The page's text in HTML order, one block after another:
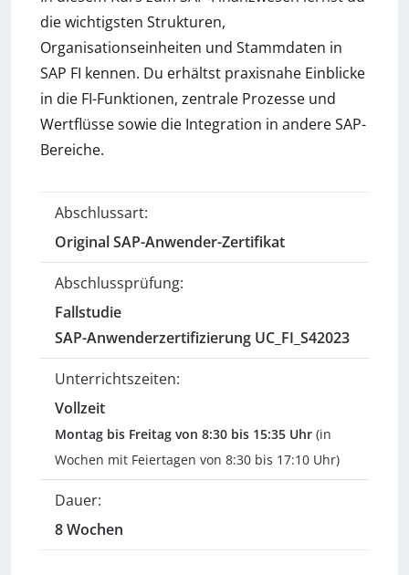
die wichtigsten Strukturen,
Organisationseinheiten und Stammdaten in
SAP FI kennen. Du erhältst praxisnahe Einblicke
in die FI-Funktionen, zentrale Prozesse und
Wertflüsse sowie die Integration in andere SAP-
Bereiche.
Abschlussart:
Original SAP-Anwender-Zertifikat
Abschlussprüfung:
Fallstudie
SAP-Anwenderzertifizierung UC_FI_S42023
Unterrichtszeiten:
Vollzeit
Montag bis Freitag von 8:30 bis 15:35 Uhr (in
Wochen mit Feiertagen von 8:30 bis 17:10 Uhr)
Dauer:
8 Wochen